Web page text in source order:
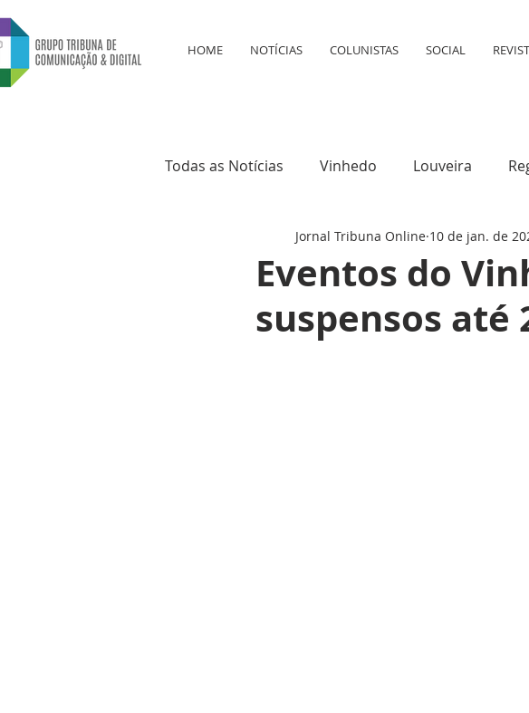
HOME NOTÍCIAS COLUNISTAS SOCIAL
Todas as Notícias Vinhedo Louveira
Saúde Cultura Mundo
Eventos do
suspensos até
Jornal Tribuna Online 10 de jan. de